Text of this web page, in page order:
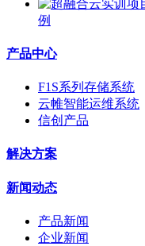
例
产品中心
F1S系列存储系统
云帷智能运维系统
信创产品
解决方案
新闻动态
产品新闻
企业新闻